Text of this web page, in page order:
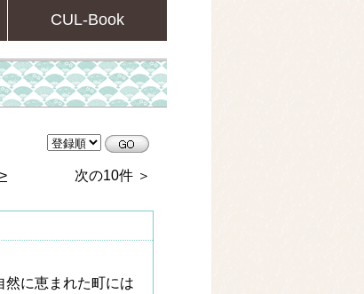
CUL-Book
次の10件 ＞
然に恵まれた町には